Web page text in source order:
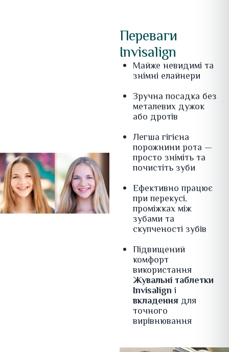
Переваги
Invisalign
Майже невидимі та
знімні елайнери
Зручна посадка без
металевих дужок
або дротів
Легша гігієна
порожнини рота —
просто зніміть та
почистіть зуби
Ефективно працює
при перекусі,
проміжках між
зубами та
скупченості зубів
Підвищений
комфорт
використання
Жувальні таблетки
Invisalignі
вкладеннядля
точного
вирівнювання